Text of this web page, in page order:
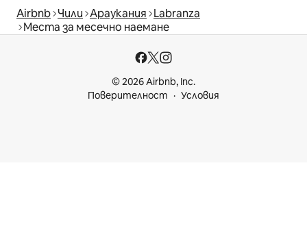
Airbnb Чили Араукания Labranza
Места за месечно наемане
© 2026 Airbnb, Inc.
Поверителност
Условия